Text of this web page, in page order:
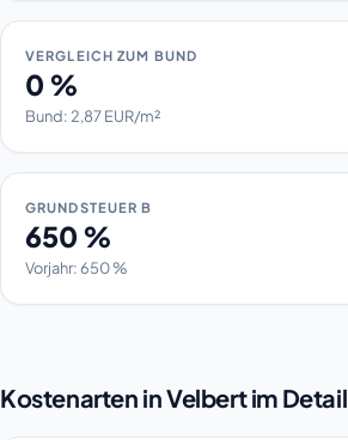
VERGLEICH ZUM BUND
0 %
Bund: 2,87 EUR/m²
GRUNDSTEUER B
650 %
Vorjahr: 650 %
Kostenarten in Velbert im Detail